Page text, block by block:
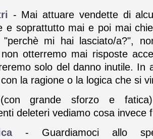
- Mai attuare vendette di
e soprattutto mai e poi mai
"perchè mi hai lasciato/a?",
otterremo mai risposte
solo del danno inutile. In
la ragione o la logica che si
(con grande sforzo e
deleteri vediamo cosa invece
- Guardiamoci allo